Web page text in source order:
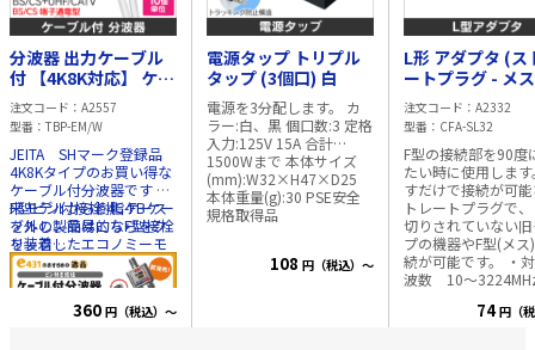
分波器 出力ケーブル
付 【4K8K対応】 ケー
ブル長:50cm【10個
単位】
注文コード
A2557
型番
TBP-EM/W
JEITA SHマーク登録品
4K8Kタイプのお買い得な
ケーブル付分波器です 従
来モデルから樹脂ケース
を外し、簡易的なF型接栓
を装着したエコノミーモ
デル CATV/UHF(地上波デ
ジタル放送)と衛星放送
使用します。 50cmのケ
F型ピン付接栓 4C-FBケー
ブルの製品はこちらをク
リック
360 円（税込）～
電源タップ トリプル
タップ (3個口) 白
電源を3分配します。 カ
ラー:白、黒 個口数:3 定格
入力:125V 15A 合計
1500Wまで 本体サイズ
(mm):W32×H47×D25
本体重量(g):30 PSE安全
規格取得品
108 円（税込）～
L形 アダプタ (ス
ートプラグ - メ
【4K8K対応】
注文コード
A2332
型番
CFA-SL32
F型の接続部を90度
たい時に使用します
すだけで接続が可
トレートプラグで
切りされていない
プの機器やF型(メス
続が可能です。 ・対応周
波数 10～
下 ・ストレートプ
74 円（